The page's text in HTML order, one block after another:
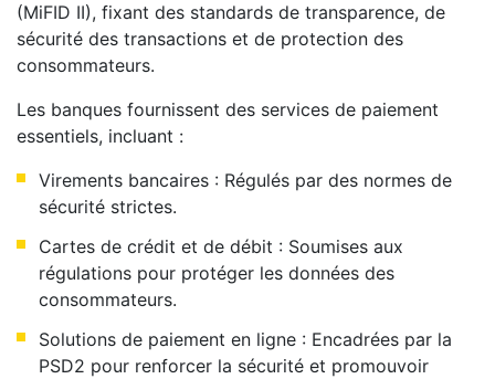
(MiFID II), fixant des standards de transparence, de
sécurité des transactions et de protection des
consommateurs.
Les banques fournissent des services de paiement
essentiels, incluant :
Virements bancaires : Régulés par des normes de
sécurité strictes.
Cartes de crédit et de débit : Soumises aux
régulations pour protéger les données des
consommateurs.
Solutions de paiement en ligne : Encadrées par la
PSD2 pour renforcer la sécurité et promouvoir